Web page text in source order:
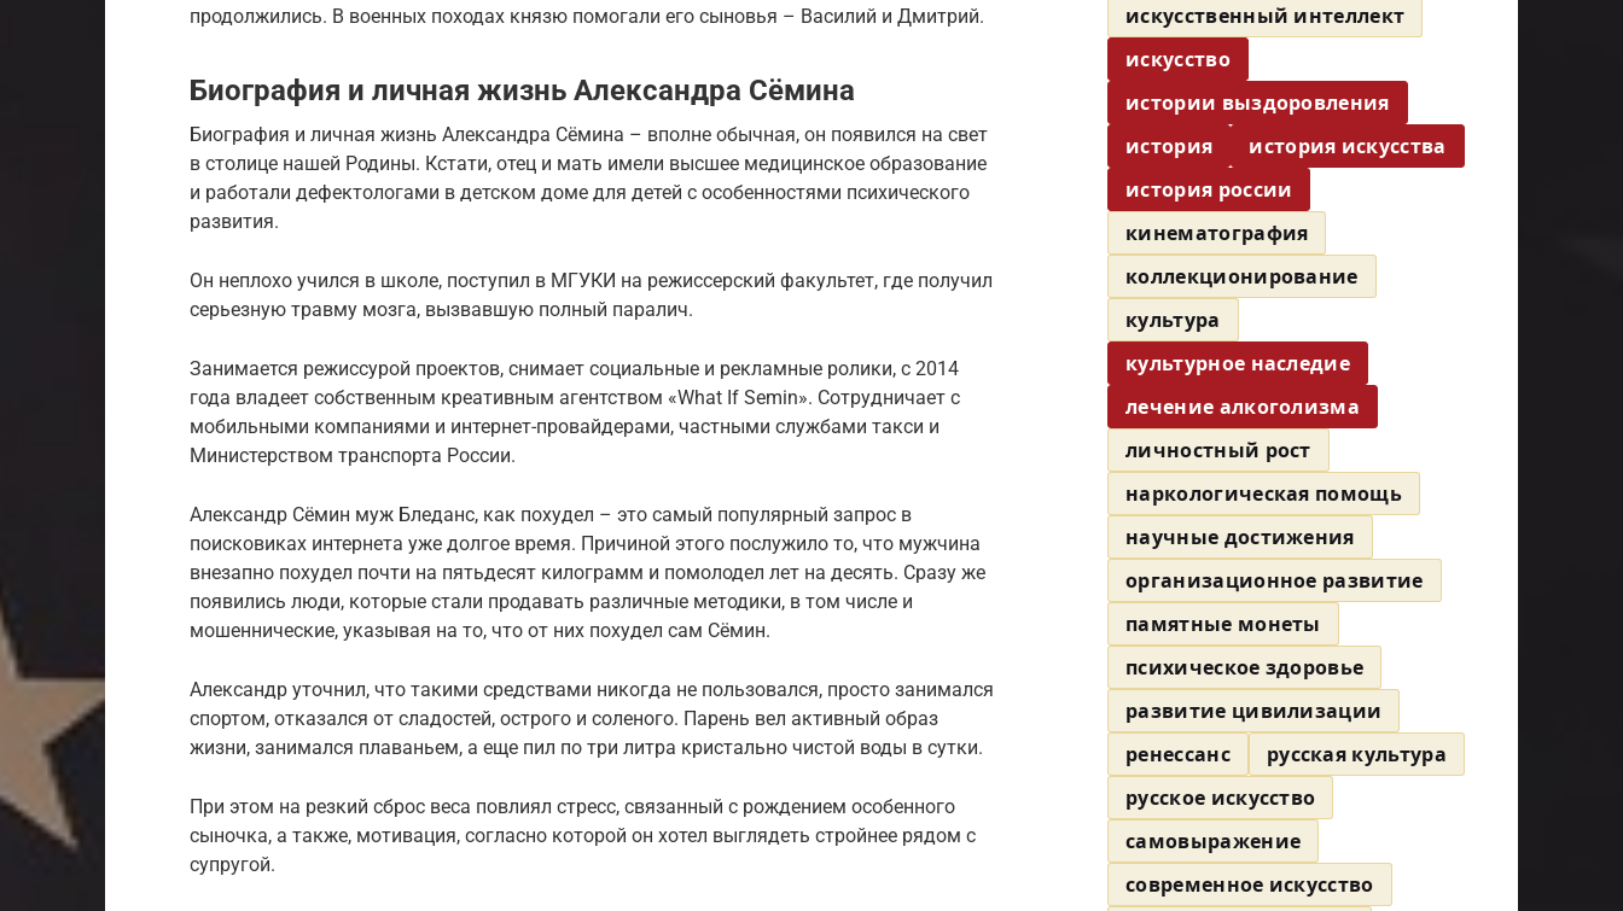
продолжились. В военных походах князю помогали его сыновья – Василий и Дмитрий.
Биография и личная жизнь Александра Сёмина
Биография и личная жизнь Александра Сёмина – вполне обычная, он появился на свет
в столице нашей Родины. Кстати, отец и мать имели высшее медицинское образование
и работали дефектологами в детском доме для детей с особенностями психического
развития.
Он неплохо учился в школе, поступил в МГУКИ на режиссерский факультет, где получил
серьезную травму мозга, вызвавшую полный паралич.
Занимается режиссурой проектов, снимает социальные и рекламные ролики, с 2014
года владеет собственным креативным агентством «What If Semin». Сотрудничает с
мобильными компаниями и интернет-провайдерами, частными службами такси и
Министерством транспорта России.
Александр Сёмин муж Бледанс, как похудел – это самый популярный запрос в
поисковиках интернета уже долгое время. Причиной этого послужило то, что мужчина
внезапно похудел почти на пятьдесят килограмм и помолодел лет на десять. Сразу же
появились люди, которые стали продавать различные методики, в том числе и
мошеннические, указывая на то, что от них похудел сам Сёмин.
Александр уточнил, что такими средствами никогда не пользовался, просто занимался
спортом, отказался от сладостей, острого и соленого. Парень вел активный образ
жизни, занимался плаваньем, а еще пил по три литра кристально чистой воды в сутки.
При этом на резкий сброс веса повлиял стресс, связанный с рождением особенного
сыночка, а также, мотивация, согласно которой он хотел выглядеть стройнее рядом с
супругой.
искусственный интеллект
искусство
истории выздоровления
история
история искусства
история россии
кинематография
коллекционирование
культура
культурное наследие
лечение алкоголизма
личностный рост
наркологическая помощь
научные достижения
организационное развитие
памятные монеты
психическое здоровье
развитие цивилизации
ренессанс
русская культура
русское искусство
самовыражение
современное искусство